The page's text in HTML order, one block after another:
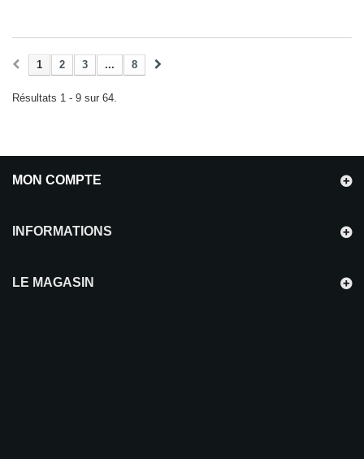
1 2 3 ... 8
Résultats 1 - 9 sur 64.
MON COMPTE
INFORMATIONS
LE MAGASIN